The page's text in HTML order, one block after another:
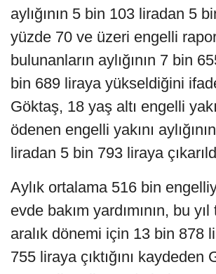
aylığının 5 bin 103 liradan 5
yüzde 70 ve üzeri engelli
bulunanların aylığının 7 bin
bin 689 liraya yükseldiğini
Göktaş, 18 yaş altı engelli
ödenen engelli yakını
liradan 5 bin 793 liraya
Aylık ortalama 516 bin
evde bakım yardımının, bu
aralık dönemi için 13 bin 878
755 liraya çıktığını kaydeden